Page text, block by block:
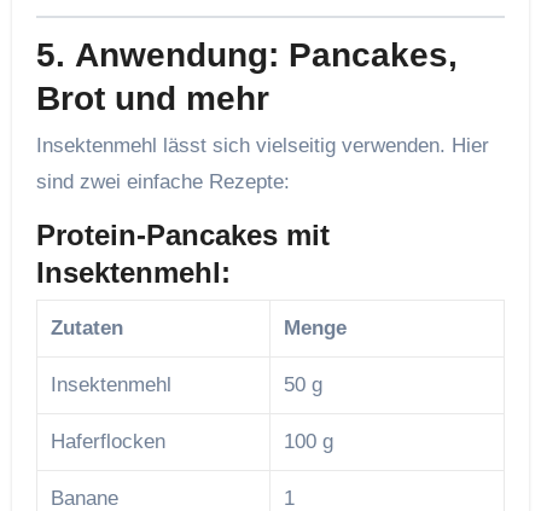
5. Anwendung: Pancakes,
Brot und mehr
Insektenmehl lässt sich vielseitig verwenden. Hier
sind zwei einfache Rezepte:
Protein-Pancakes mit
Insektenmehl:
Zutaten Menge
Insektenmehl 50 g
Haferflocken 100 g
Banane 1